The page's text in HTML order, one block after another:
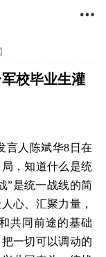

校毕业生灌
言人陈斌华8日在
，知道什么是统
”是统一战线的简
心、汇聚力量，
共同前途的基础
一切可以调动的